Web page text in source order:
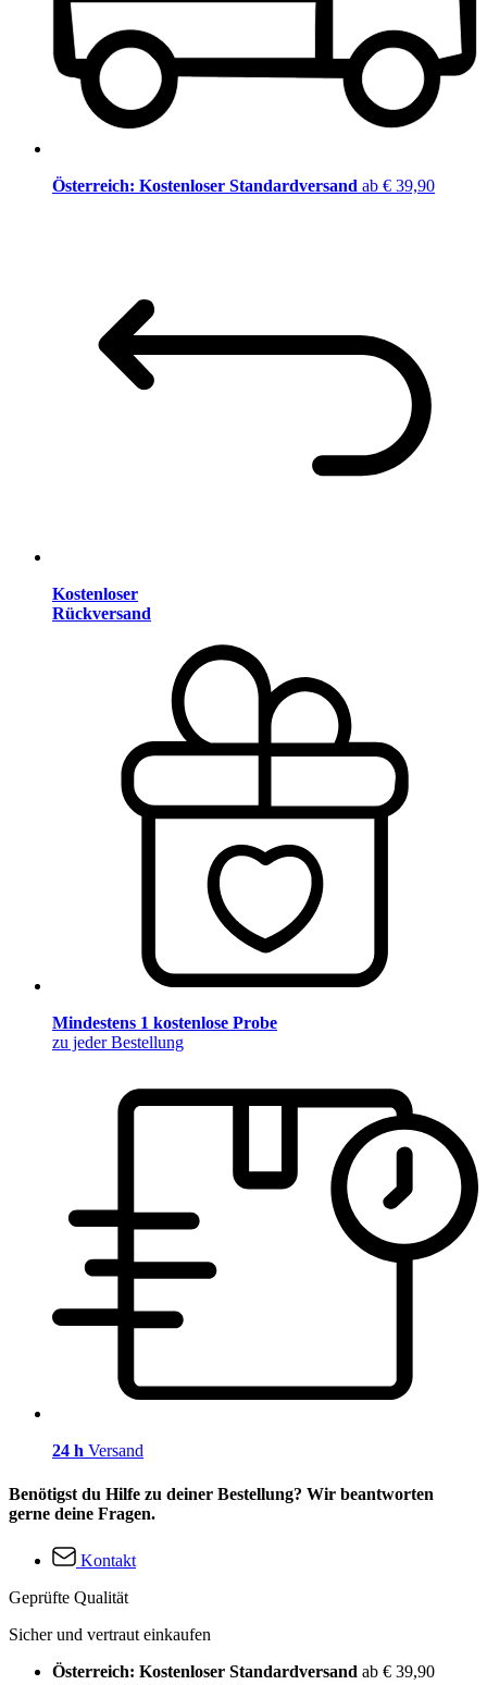
Österreich: Kostenloser Standardversand ab € 39,90
Kostenloser
Rückversand
Mindestens 1 kostenlose Probe
zu jeder Bestellung
24 h Versand
Benötigst du Hilfe zu deiner Bestellung? Wir beantworten
gerne deine Fragen.
Kontakt
Geprüfte Qualität
Sicher und vertraut einkaufen
Österreich: Kostenloser Standardversand ab € 39,90